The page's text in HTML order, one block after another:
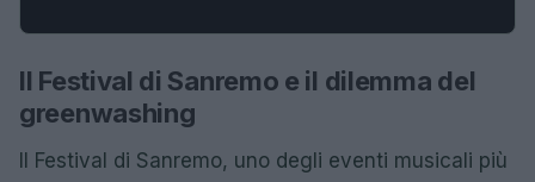
Il Festival di Sanremo e il dilemma del
greenwashing
Il Festival di Sanremo, uno degli eventi musicali più